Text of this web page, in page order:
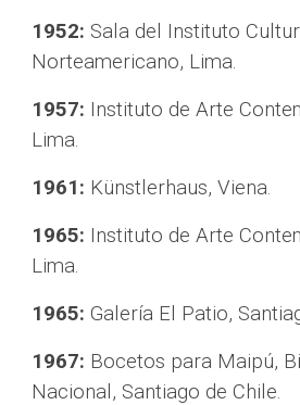
1952: Sala del Instituto
Norteamericano, Lima.
1957: Instituto de Arte
Lima.
1961: Künstlerhaus, Viena.
1965: Instituto de Arte
Lima.
1965: Galería El Patio,
1967: Bocetos para Maipú,
Nacional, Santiago de Chile.